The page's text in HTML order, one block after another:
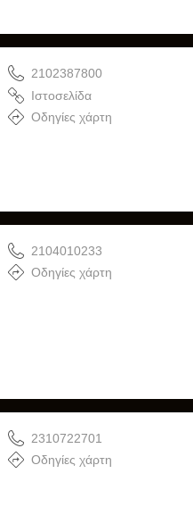
2102387800
Ιστοσελίδα
Οδηγίες χάρτη
2104010233
Οδηγίες χάρτη
2310722701
Οδηγίες χάρτη